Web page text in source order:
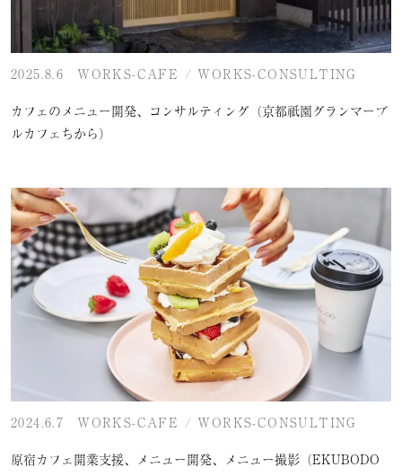
2025.8.6 WORKS-CAFE /WORKS-CONSULTING
カフェのメニュー開発、コンサルティング（京都祇園グランマーブ
ルカフェちから）
2024.6.7 WORKS-CAFE /WORKS-CONSULTING
原宿カフェ開業支援、メニュー開発、メニュー撮影（EKUBODO